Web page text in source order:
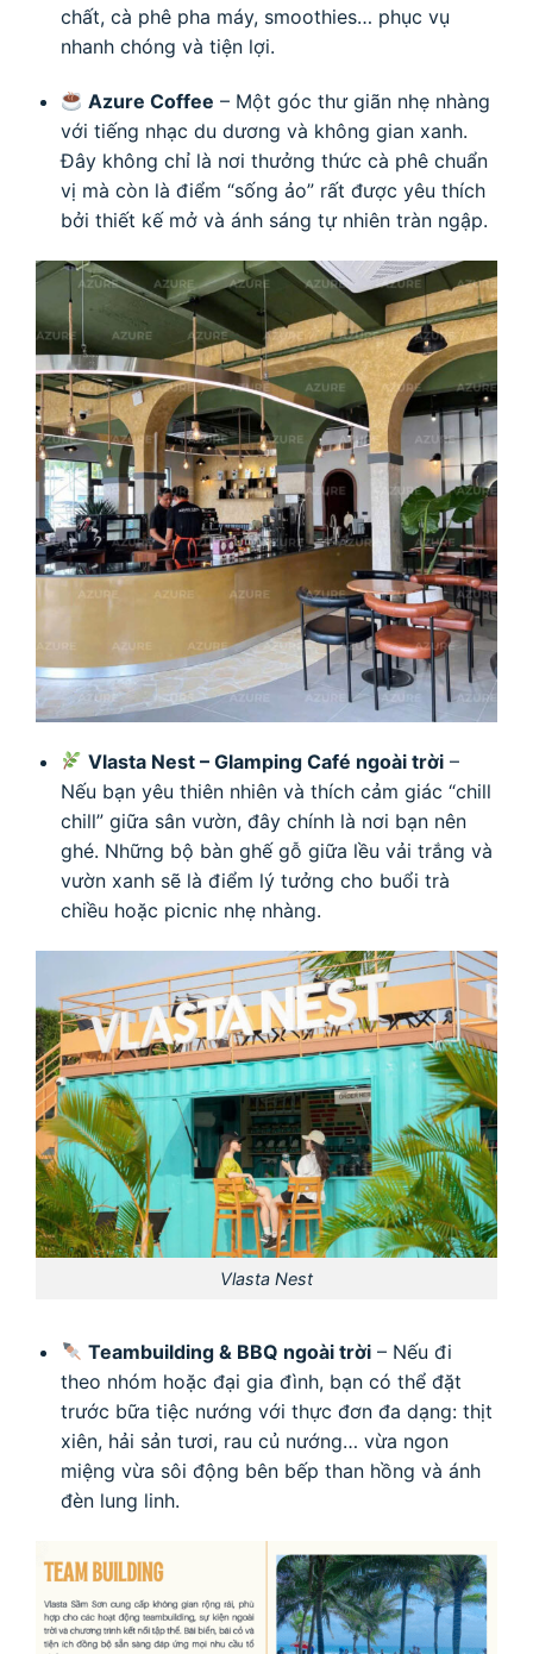
chất, cà phê pha máy, smoothies… phục vụ
nhanh chóng và tiện lợi.
Azure Coffee – Một góc thư giãn nhẹ nhàng
với tiếng nhạc du dương và không gian xanh.
Đây không chỉ là nơi thưởng thức cà phê chuẩn
vị mà còn là điểm “sống ảo” rất được yêu thích
bởi thiết kế mở và ánh sáng tự nhiên tràn ngập.
Vlasta Nest – Glamping Café ngoài trời –
Nếu bạn yêu thiên nhiên và thích cảm giác “chill
chill” giữa sân vườn, đây chính là nơi bạn nên
ghé. Những bộ bàn ghế gỗ giữa lều vải trắng và
vườn xanh sẽ là điểm lý tưởng cho buổi trà
chiều hoặc picnic nhẹ nhàng.
Vlasta Nest
Teambuilding & BBQ ngoài trời – Nếu đi
theo nhóm hoặc đại gia đình, bạn có thể đặt
trước bữa tiệc nướng với thực đơn đa dạng: thịt
xiên, hải sản tươi, rau củ nướng… vừa ngon
miệng vừa sôi động bên bếp than hồng và ánh
đèn lung linh.